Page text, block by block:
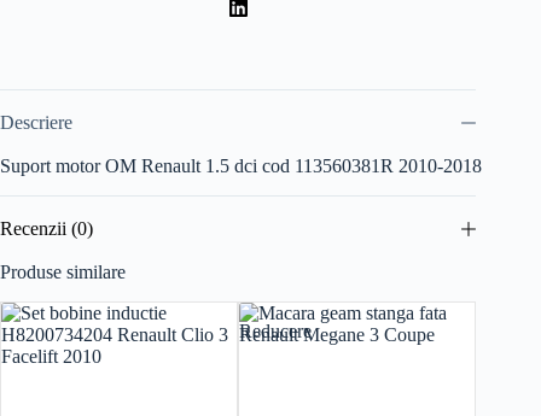
Descriere
Suport motor OM Renault 1.5 dci cod 113560381R 2010-2018
Recenzii (0)
Produse similare
Reducere